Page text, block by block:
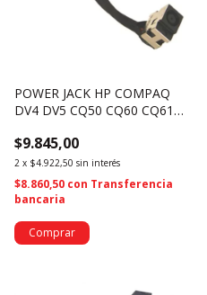
POWER JACK HP COMPAQ
DV4 DV5 CQ50 CQ60 CQ61
$9.845,00
2 x $4.922,50 sin interés
$8.860,50 con Transferencia
bancaria